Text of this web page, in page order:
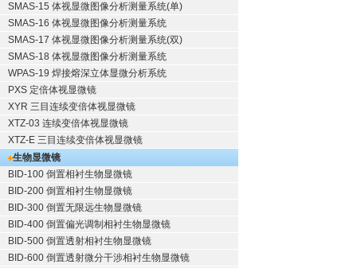
SMAS-15 体视显微图像分析测量系统(单)
SMAS-16 体视显微图像分析测量系统
SMAS-17 体视显微图像分析测量系统(双)
SMAS-18 体视显微图像分析测量系统
WPAS-19 焊接熔深立体显微分析系统
PXS 定倍体视显微镜
XYR 三目连续变倍体视显微镜
XTZ-03 连续变倍体视显微镜
XTZ-E 三目连续变倍体视显微镜
生物显微镜
BID-100 倒置相衬生物显微镜
BID-200 倒置相衬生物显微镜
BID-300 倒置无限远生物显微镜
BID-400 倒置偏光调制相衬生物显微镜
BID-500 倒置透射相衬生物显微镜
BID-600 倒置透射微分干涉相衬生物显微镜